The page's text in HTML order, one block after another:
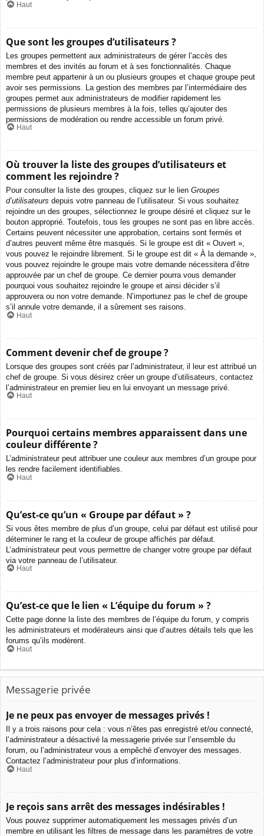
Haut
Que sont les groupes d’utilisateurs ?
Les groupes permettent aux administrateurs de gérer l’accès des
membres et des invités au forum et à ses fonctionnalités. Chaque
membre peut appartenir à un ou plusieurs groupes et chaque groupe peut
avoir ses permissions. La gestion des membres par l’intermédiaire des
groupes permet aux administrateurs de modifier rapidement les
permissions de plusieurs membres à la fois, telles qu’ajouter des
permissions de modération ou rendre accessible un forum privé.
Haut
Où trouver la liste des groupes d’utilisateurs et
comment les rejoindre ?
Pour consulter la liste des groupes, cliquez sur le lien Groupes
d’utilisateurs depuis votre panneau de l’utilisateur. Si vous souhaitez
rejoindre un des groupes, sélectionnez le groupe désiré et cliquez sur le
bouton approprié. Toutefois, tous les groupes ne sont pas en libre accès.
Certains peuvent nécessiter une approbation, certains sont fermés et
d’autres peuvent même être masqués. Si le groupe est dit « Ouvert »,
vous pouvez le rejoindre librement. Si le groupe est dit « À la demande »,
vous pouvez rejoindre le groupe mais votre demande nécessitera d’être
approuvée par un chef de groupe. Ce dernier pourra vous demander
pourquoi vous souhaitez rejoindre le groupe et ainsi décider s’il
approuvera ou non votre demande. N’importunez pas le chef de groupe
s’il annule votre demande, il a sûrement ses raisons.
Haut
Comment devenir chef de groupe ?
Lorsque des groupes sont créés par l’administrateur, il leur est attribué un
chef de groupe. Si vous désirez créer un groupe d’utilisateurs, contactez
l’administrateur en premier lieu en lui envoyant un message privé.
Haut
Pourquoi certains membres apparaissent dans une
couleur différente ?
L’administrateur peut attribuer une couleur aux membres d’un groupe pour
les rendre facilement identifiables.
Haut
Qu’est-ce qu’un « Groupe par défaut » ?
Si vous êtes membre de plus d’un groupe, celui par défaut est utilisé pour
déterminer le rang et la couleur de groupe affichés par défaut.
L’administrateur peut vous permettre de changer votre groupe par défaut
via votre panneau de l’utilisateur.
Haut
Qu’est-ce que le lien « L’équipe du forum » ?
Cette page donne la liste des membres de l’équipe du forum, y compris
les administrateurs et modérateurs ainsi que d’autres détails tels que les
forums qu’ils modèrent.
Haut
Messagerie privée
Je ne peux pas envoyer de messages privés !
Il y a trois raisons pour cela : vous n’êtes pas enregistré et/ou connecté,
l’administrateur a désactivé la messagerie privée sur l’ensemble du
forum, ou l’administrateur vous a empêché d’envoyer des messages.
Contactez l’administrateur pour plus d’informations.
Haut
Je reçois sans arrêt des messages indésirables !
Vous pouvez supprimer automatiquement les messages privés d’un
membre en utilisant les filtres de message dans les paramètres de votre